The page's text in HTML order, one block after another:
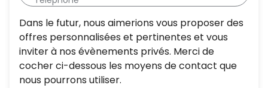
Dans le futur, nous aimerions vous proposer des
offres personnalisées et pertinentes et vous
inviter à nos évènements privés. Merci de
cocher ci-dessous les moyens de contact que
nous pourrons utiliser.